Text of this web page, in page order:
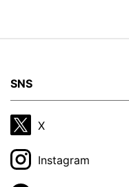
SNS
X
Instagram